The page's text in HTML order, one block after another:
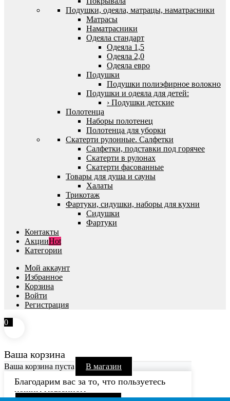
Подушки, одеяла, матрацы, наматрасники
Матрасы
Наматрасники
Одеяла стандарт
Одеяла 1,5
Одеяла 2,0
Одеяла евро
Подушки
Подушки полиэфирное волокно
Подушки и одеяла для детей:
› Подушки детские
Полотенца
Наборы полотенец
Полотенца для уборки
Скатерти рулонные. Салфетки
Салфетки, подставки под горячее
Скатерти в рулонах
Скатерти фасованные
Товары для душа и сауны
Халаты
Трикотаж
Фартуки, сидушки, наборы для кухни
Сидушки
Фартуки
Контакты
АкцииHot
Категории
Мой аккаунт
Избранное
Корзина
Войти
Регистрация
0
Ваша корзина
Ваша корзина пуста В магазин
Благодарим вас за то, что пользуетесь
нашим магазином